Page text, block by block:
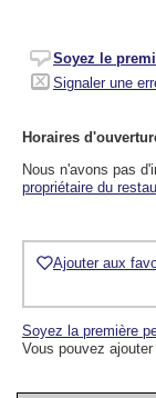
Soyez le
Signaler une
Horaires
Nous n'avons pas
propriétaire du
Ajouter aux
Soyez la première
Vous pouvez